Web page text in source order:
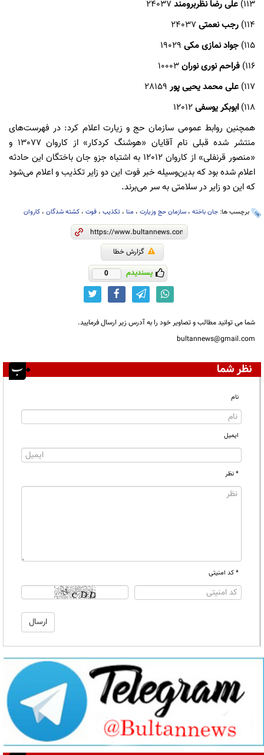
113) علی رضا نظربرومند
114) رجب نعمتی
115) جواد نمازی مکی
116) فراحم نوری نوران
117) علی محمد یحیی پور
118) ابوبکر یوسفی
همچنین روابط عمومی سازمان حج و زیارت اعلام کرد: در فهرست‌های
منتشر شده قبلی نام آقایان «هوشنگ کردکار» از کاروان 13077 و
«منصور قرنفلی» از کاروان 12012 به اشتباه جزو جان باختگان این حادثه
اعلام شده بود که بدین‌وسیله خبر فوت این دو زایر تکذیب و اعلام می‌شود
که این دو زایر در سلامتی به سر می‌برند.
برچسب ها: جان باخته ، سازمان حج وزیارت ، منا ، تکذیب ، فوت ، کشته شدگان ، کاروان
گزارش خطا
پسندیدم 0
شما می توانید مطالب و تصاویر خود را به آدرس زیر ارسال فرمایید.
bultannews@gmail.com
نظر شما
نام
ایمیل
* نظر
* کد امنیتی